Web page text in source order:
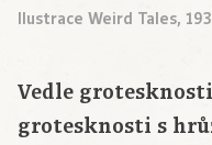
Ilustrace Weird Tales,
Vedle
grotesknosti s